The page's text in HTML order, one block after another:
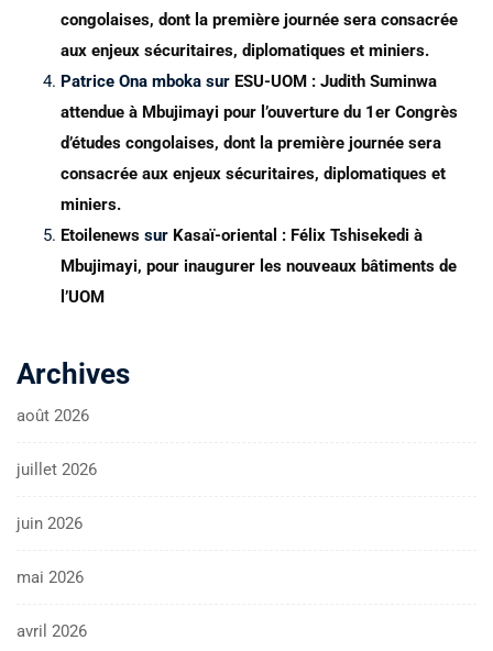
congolaises, dont la première journée sera consacrée
aux enjeux sécuritaires, diplomatiques et miniers.
Patrice Ona mboka sur ESU-UOM : Judith Suminwa
attendue à Mbujimayi pour l’ouverture du 1er Congrès
d’études congolaises, dont la première journée sera
consacrée aux enjeux sécuritaires, diplomatiques et
miniers.
Etoilenews sur Kasaï-oriental : Félix Tshisekedi à
Mbujimayi, pour inaugurer les nouveaux bâtiments de
l’UOM
Archives
août 2026
juillet 2026
juin 2026
mai 2026
avril 2026